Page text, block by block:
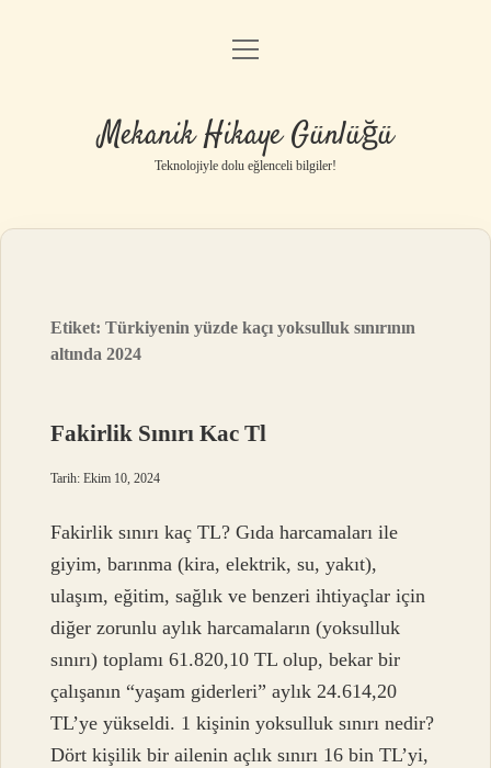
Anasayfa
Yasal Uyarı
menüyü
Mekanik Hikaye Günlüğü
Teknolojiyle dolu eğlenceli bilgiler!
Etiket:Türkiyenin yüzde kaçı yoksulluk sınırının
altında 2024
Fakirlik Sınırı Kac Tl
Tarih: Ekim 10, 2024
Fakirlik sınırı kaç TL? Gıda harcamaları ile
giyim, barınma (kira, elektrik, su, yakıt),
ulaşım, eğitim, sağlık ve benzeri ihtiyaçlar için
diğer zorunlu aylık harcamaların (yoksulluk
sınırı) toplamı 61.820,10 TL olup, bekar bir
çalışanın “yaşam giderleri” aylık 24.614,20
TL’ye yükseldi. 1 kişinin yoksulluk sınırı nedir?
Dört kişilik bir ailenin açlık sınırı 16 bin TL’yi,